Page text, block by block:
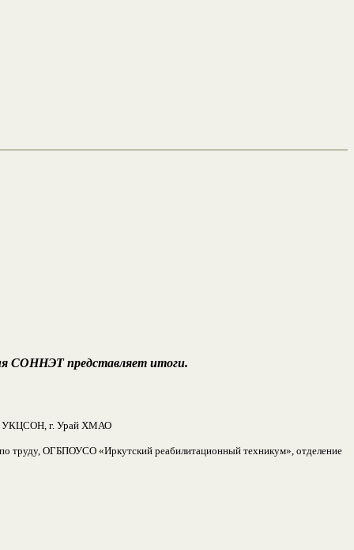
СОННЭТ представляет итоги.
УКЦСОН, г. Урай ХМАО
труду, ОГБПОУСО «Иркутский реабилитационный техникум», отделение